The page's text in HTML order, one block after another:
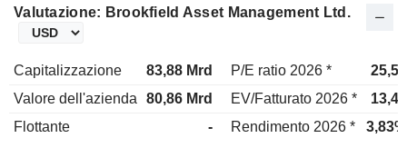
Valutazione: Brookfield Asset Management Ltd.
Capitalizzazione 83,88 Mrd P/E ratio 2026 *
25,5x
Valore dell'azienda
80,86 Mrd EV/Fatturato 2026 *
13,4x
Flottante
- Rendimento 2026 * 3,83%